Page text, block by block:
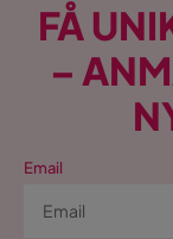
FÅ
–
Email